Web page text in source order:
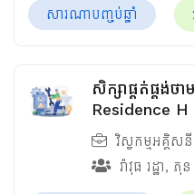
សារណាបញ្ចប់ឆ្នាំ
សិក្សាផ្គត់ផ្គង់ថ
Residence H
វិស្វកម្មអគ្គិសនី
រ៉ាវុធ រដ្ឋា, ភុន